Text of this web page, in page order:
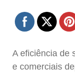
A eficiência de
e comerciais